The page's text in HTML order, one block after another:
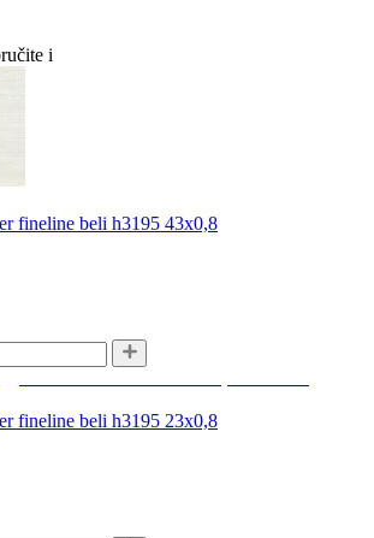
i
fineline beli h3195 43x0,8
fineline beli h3195 23x0,8